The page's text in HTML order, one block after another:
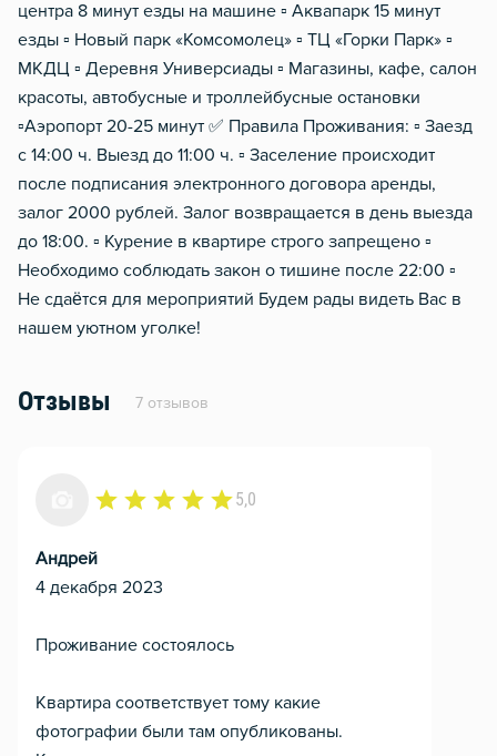
центра 8 минут езды на машине ▫️ Аквапарк 15 минут
езды ▫️ Новый парк «Комсомолец» ▫️ ТЦ «Горки Парк» ▫️
МКДЦ ▫️ Деревня Универсиады ▫️ Магазины, кафе, салон
красоты, автобусные и троллейбусные остановки
▫️Аэропорт 20-25 минут ✅ Правила Проживания: ▫️ Заезд
с 14:00 ч. Выезд до 11:00 ч. ▫️ Заселение происходит
после подписания электронного договора аренды,
залог 2000 рублей. Залог возвращается в день выезда
до 18:00. ▫️ Курение в квартире строго запрещено ▫️
Необходимо соблюдать закон о тишине после 22:00 ▫️
Не сдаётся для мероприятий Будем рады видеть Вас в
нашем уютном уголке!
Отзывы 7 отзывов
5,0
Андрей
4 декабря 2023
Проживание состоялось
Квартира соответствует тому какие
фотографии были там опубликованы.